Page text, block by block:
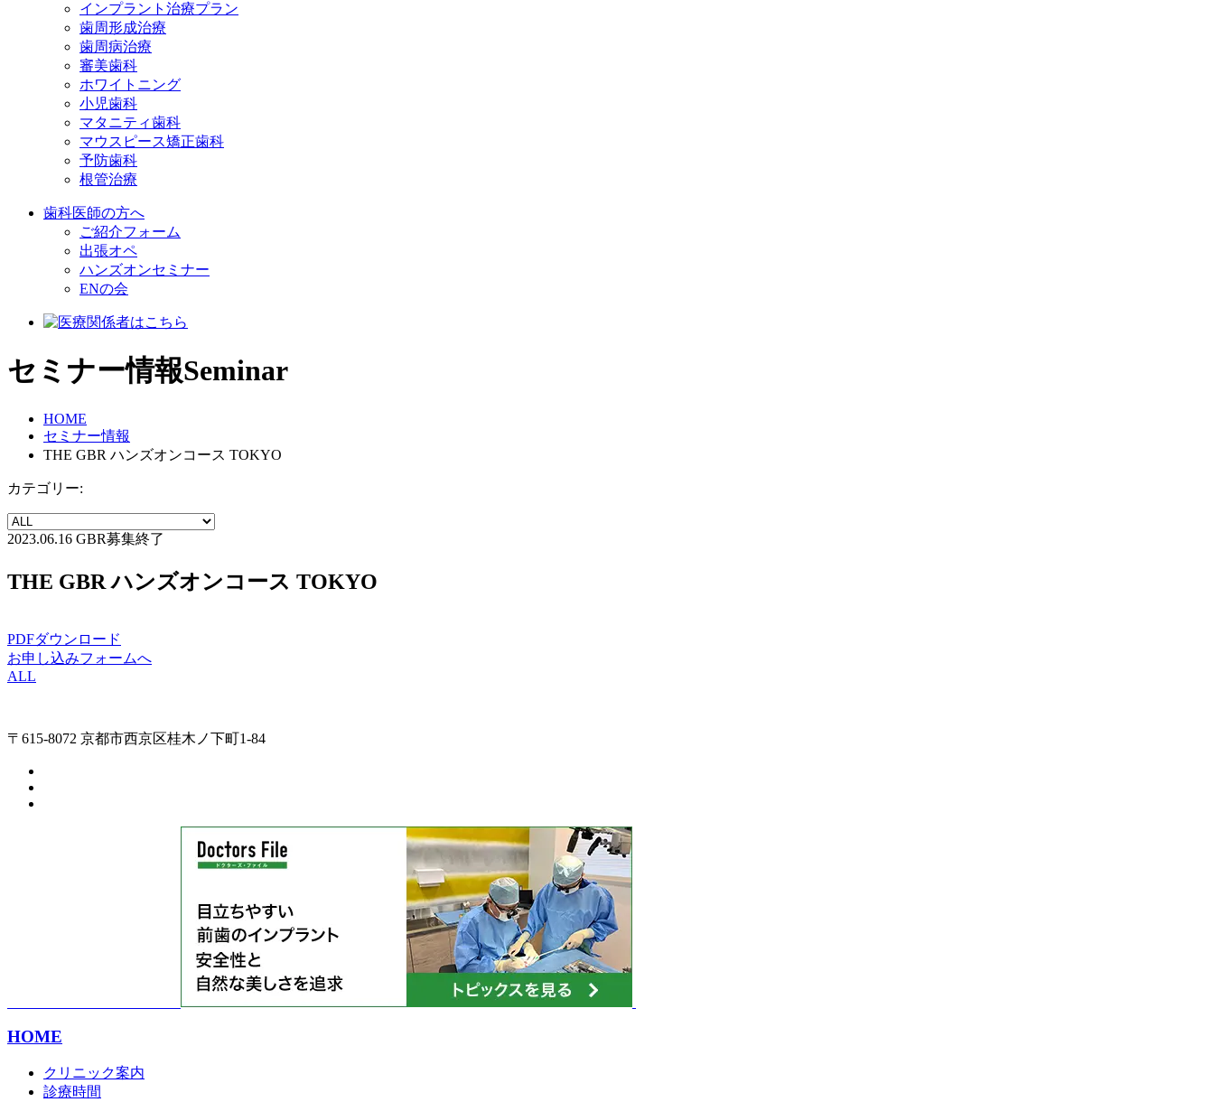
インプラント治療プラン
歯周形成治療
歯周病治療
審美歯科
ホワイトニング
小児歯科
マタニティ歯科
マウスピース矯正歯科
予防⻭科
根管治療
歯科医師の方へ
ご紹介フォーム
出張オペ
ハンズオンセミナー
ENの会
セミナー情報Seminar
HOME
セミナー情報
THE GBR ハンズオンコース TOKYO
カテゴリー:
2023.06.16 GBR募集終了
THE GBR ハンズオンコース TOKYO
PDFダウンロード
お申し込みフォームへ
ALL
〒615-8072 京都市西京区桂木ノ下町1-84
HOME
クリニック案内
診療時間